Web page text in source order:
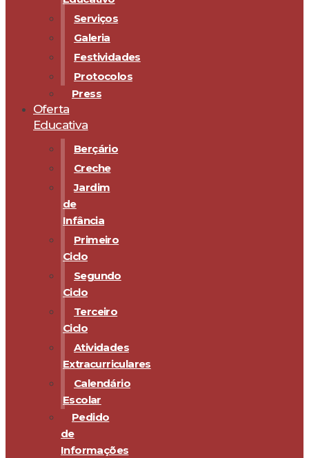
Serviços
Galeria
Festividades
Protocolos
Press
Oferta
Educativa
Berçário
Creche
Jardim
de
Infância
Primeiro
Ciclo
Segundo
Ciclo
Terceiro
Ciclo
Atividades
Extracurriculares
Calendário
Escolar
Pedido
de
Informações